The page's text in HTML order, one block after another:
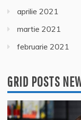
aprilie 2021
martie 2021
februarie 2021
GRID POSTS